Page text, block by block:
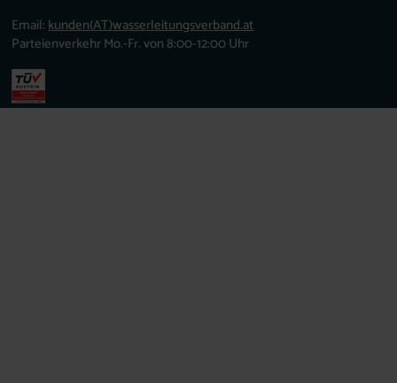
Email:kunden(AT)wasserleitungsverband.at
Parteienverkehr Mo.-Fr. von 8:00-12:00 Uhr